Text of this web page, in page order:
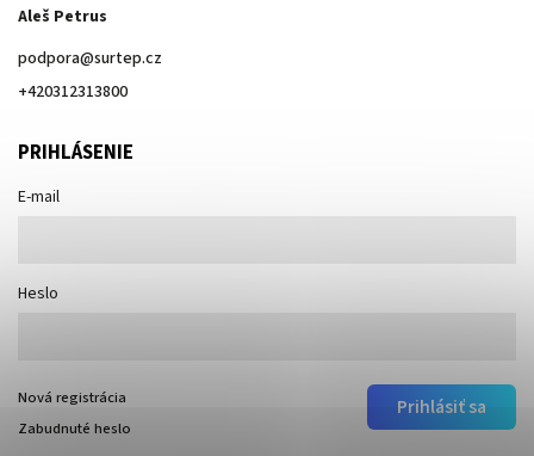
Aleš Petrus
podpora@surtep.cz
+420312313800
PRIHLÁSENIE
E-mail
Heslo
Prihlásiť sa
Nová registrácia
Zabudnuté heslo